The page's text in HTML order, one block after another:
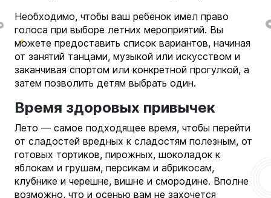
Необходимо, чтобы ваш ребенок имел право
голоса при выборе летних мероприятий. Вы
можете предоставить список вариантов, начиная
от занятий танцами, музыкой или искусством и
заканчивая спортом или конкретной прогулкой, а
затем позволить детям выбрать один.
Время здоровых привычек
Лето — самое подходящее время, чтобы перейти
от сладостей вредных к сладостям полезным, от
готовых тортиков, пирожных, шоколадок к
яблокам и грушам, персикам и абрикосам,
клубнике и черешне, вишне и смородине. Вполне
возможно, что и осенью вам не захочется